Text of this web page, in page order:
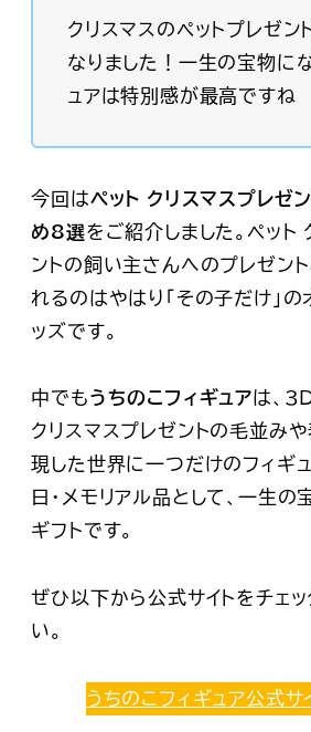
クリスマスのペットプレゼン
なりました！一生の宝物に
ュアは特別感が最高ですね
今回はペット クリスマスプレゼ
め8選をご紹介しました。ペット
ントの飼い主さんへのプレゼン
れるのはやはり
「その子だけ」
ッズです。
中でもうちのこフィギュアは、
クリスマスプレゼントの毛並み
現した世界に一つだけのフィギュ
日・メモリアル品として、一生
ギフトです。
ぜひ以下から公式サイトをチェ
い。
うちのこフィギュア公式サ